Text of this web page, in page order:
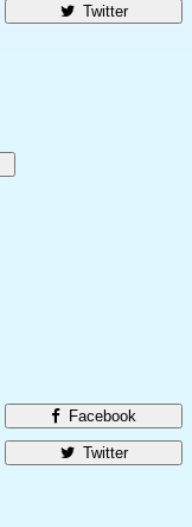
Twitter
Facebook
Twitter